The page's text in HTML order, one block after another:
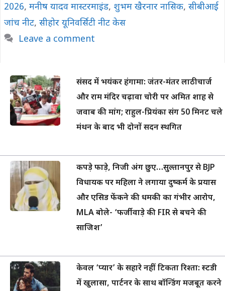
2026, मनीष यादव मास्टरमाइंड, शुभम खैरनार नासिक, सीबीआई
जांच नीट, सीहोर यूनिवर्सिटी नीट केस
Leave a comment
संसद में भयंकर हंगामा: जंतर-मंतर लाठीचार्ज
और राम मंदिर चढ़ावा चोरी पर अमित शाह से
जवाब की मांग; राहुल-प्रियंका संग 50 मिनट चले
मंथन के बाद भी दोनों सदन स्थगित
कपड़े फाड़े, निजी अंग छुए…सुल्तानपुर से BJP
विधायक पर महिला ने लगाया दुष्कर्म के प्रयास
और एसिड फेंकने की धमकी का गंभीर आरोप,
MLA बोले- ‘फर्जीवाड़े की FIR से बचने की
साजिश’
केवल ‘प्यार’ के सहारे नहीं टिकता रिश्ता: स्टडी
में खुलासा, पार्टनर के साथ बॉन्डिंग मजबूत करने